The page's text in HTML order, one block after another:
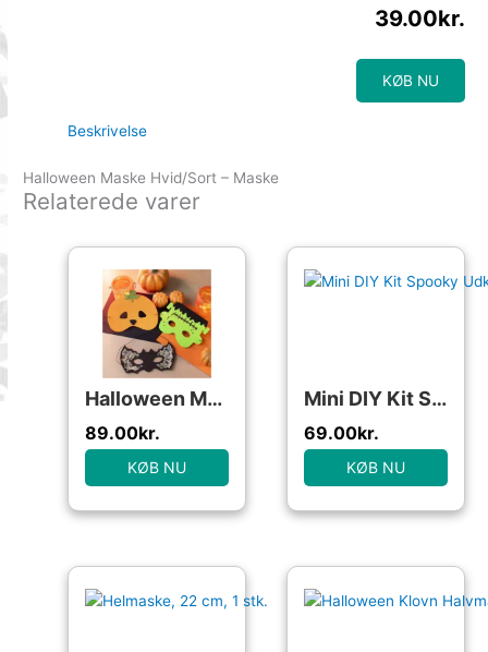
39.00kr.
KØB NU
Beskrivelse
Halloween Maske Hvid/Sort – Maske
Relaterede varer
Halloween Masker, DIY
89.00kr.
KØB NU
Mini DIY Kit Spooky Udklædning, Masker
69.00kr.
KØB NU